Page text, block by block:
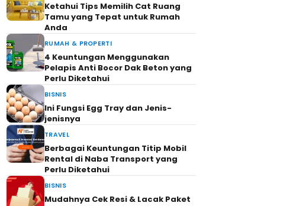
Ketahui Tips Memilih Cat Ruang
Tamu yang Tepat untuk Rumah
Anda
RUMAH & PROPERTI
4 Keuntungan Menggunakan
Pelapis Anti Bocor Dak Beton yang
Perlu Diketahui
BISNIS
Ini Fungsi Egg Tray dan Jenis-
jenisnya
TRAVEL
Berbagai Keuntungan Titip Mobil
Rental di Naba Transport yang
Perlu Diketahui
BISNIS
Mudahnya Cek Resi & Lacak Paket